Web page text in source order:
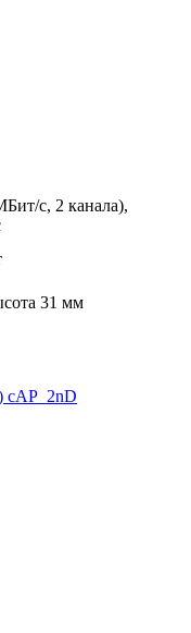
с, 2 канала),
31 мм
cAP_2nD